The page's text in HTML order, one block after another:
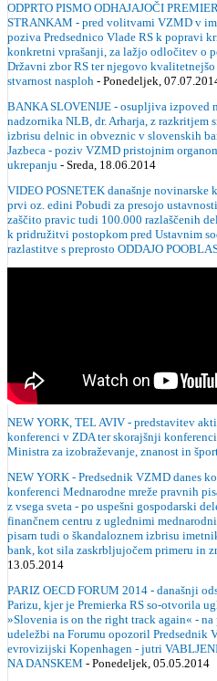
ODPRTO PISMO ODHAJAJOČI
STRANKAM - pred volitvami VZMD v
poziva Predsednico Vlade RS k popravi
konkretni vprašanji, za lažjo odločitev o
Državni zbor RS ter njegovo
stvarnost nasploh - Ponedeljek,
BANKA SLOVENIJE - osupljiva izpoved
nadzornika NLB, dr. Arharja, z
izbrisu delnic in obveznic v slovenskih
Jazbeca - poziv VZMD pristojnim
ukrepanju - Sreda, 18.06.2014
VIDEO POSNETEK današnje
prvi oz. edini Pobudi za presojo
zaščito pravic tudi 100.000 razlaščenih
k pridružitvi postopkom pred Ustavnim
razlastitve s preprosto ODDAJO
NEW YORK, TEL AVIV - predstavitev
konferenci v ZDA ter skorajšnji
Ministra za izobraževanje, znanost in
NEW YORK - Predsednik VZMD danes
konferenci Mednarodne mreže pravnih
z vsega sveta - po uspešni gospodarski
finančnem centru z uglednimi
pisarn tudi o škandaloznem izbrisu
bank, kot sila zaskrbljujočem primeru in
13.05.2014
PARIZ OECD FORUM 2014 - današnji
Parizu, kjer je Premierka RS so-otvorila
»Slovenia is on the right track again« -
udeležbi na Forumu opozoril Predsednik
evrovizijski Kopenhagen - jutri
NA DANSKEM - Ponedeljek, 05.05.2014